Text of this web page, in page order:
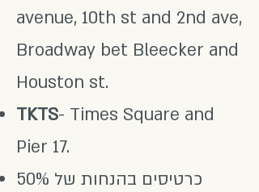
avenue, 10th st and 2nd ave,
Broadway bet Bleecker and
Houston st.
TKTS- Times Square and
Pier 17.
כרטיסים בהנחות של 50%